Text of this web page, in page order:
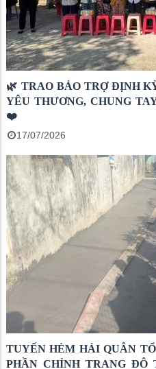
🌿 TRAO BẢO TRỢ ĐỊNH
YÊU THƯƠNG, CHUNG
❤️
17/07/2026
TUYẾN HẺM HẢI QUÂN
PHẦN CHỈNH TRANG ĐÔ